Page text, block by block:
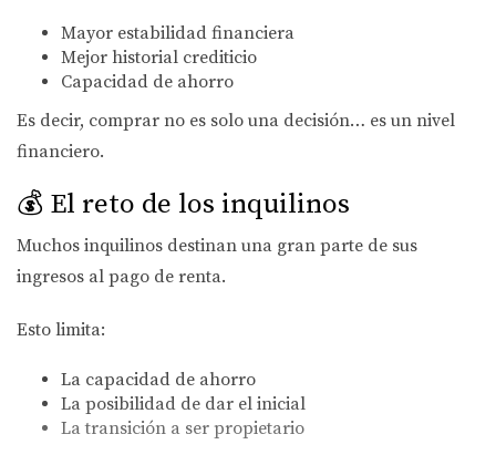
Mayor estabilidad financiera
Mejor historial crediticio
Capacidad de ahorro
Es decir, comprar no es solo una decisión… es un nivel
financiero.
💰 El reto de los inquilinos
Muchos inquilinos destinan una gran parte de sus
ingresos al pago de renta.
Esto limita:
La capacidad de ahorro
La posibilidad de dar el inicial
La transición a ser propietario